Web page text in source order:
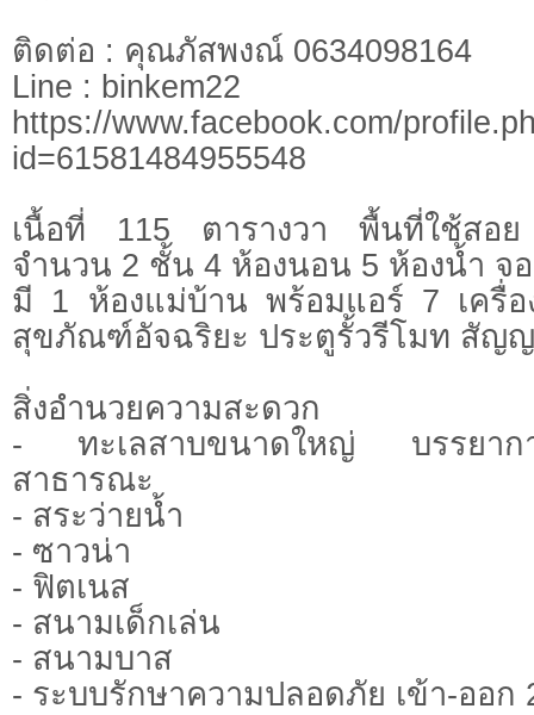
ติดต่อ : คุณภัสพงณ์ 0634098164
Line : binkem22
https://www.facebook.com/
id=61581484955548
เนื้อที่ 115 ตารางวา พื้นที่ใช้สอย
จำนวน 2 ชั้น 4 ห้องนอน 5 ห้องน้ำ จ
มี 1 ห้องแม่บ้าน พร้อมแอร์ 7 เครื่อ
สุขภัณฑ์อัจฉริยะ ประตูรั้วรีโมท สัญ
สิ่งอำนวยความสะดวก
- ทะเลสาบขนาดใหญ่ บรรยากา
สาธารณะ
- สระว่ายน้ำ
- ซาวน่า
- ฟิตเนส
- สนามเด็กเล่น
- สนามบาส
- ระบบรักษาความปลอดภัย เข้า-ออก